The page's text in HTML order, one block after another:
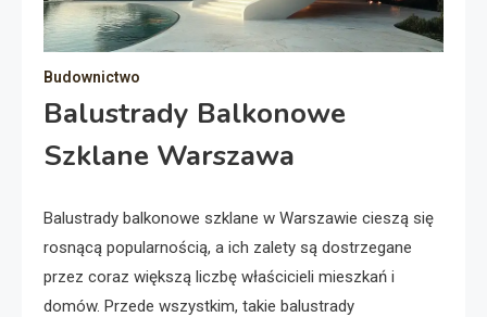
Budownictwo
Balustrady Balkonowe
Szklane Warszawa
Balustrady balkonowe szklane w Warszawie cieszą się
rosnącą popularnością, a ich zalety są dostrzegane
przez coraz większą liczbę właścicieli mieszkań i
domów. Przede wszystkim, takie balustrady